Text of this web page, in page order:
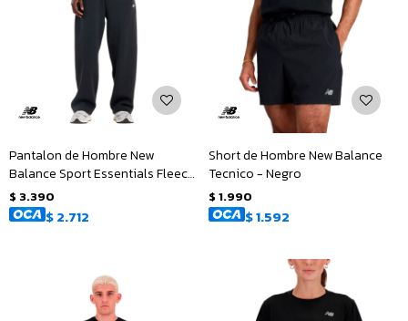
Pantalon de Hombre New
Balance Sport Essentials Fleece
- Negro
$ 3.390
$2.712
Short de Hombre New Balance
Tecnico - Negro
$ 1.990
$1.592